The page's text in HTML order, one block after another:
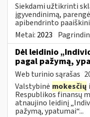
Siekdami užtikrinti
įgyvendinimą,
apibendrinto
Metai: 2023
Dėl leidinio
pagal pažymą,
Web turinio sąrašas
Valstybinė mokesčių
Respublikos finansų
atnaujino leidinį
pažymą, ypatumai“...